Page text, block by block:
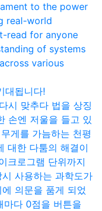
to the power
real-world
read for anyone
of systems
various
대됩니다!
시 맞추다 법을 상징
손엔 저울을 들고 있
게를 가늠하는 천평
대한 다툼의 해결이
크로그램 단위까지
사용하는 과학도가
의문을 품게 되었
마다 0점을 버튼을